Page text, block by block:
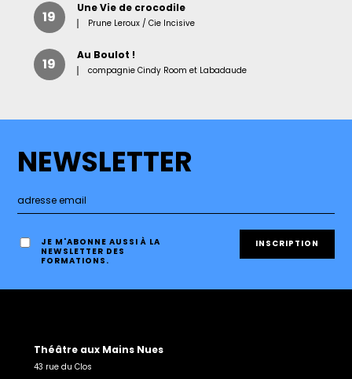
19
Une Vie de crocodile
Prune Leroux / Cie Incisive
19
Au Boulot !
compagnie Cindy Room et Labadaude
NEWSLETTER
JE M'ABONNE AUSSI À LA
NEWSLETTER DES
FORMATIONS.
Théâtre aux Mains Nues
43 rue du Clos